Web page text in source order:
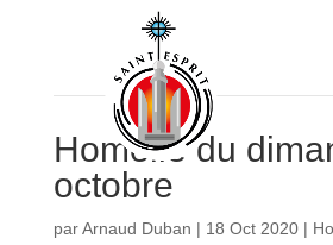
Homélie du
octobre
parArnaud Duban | 18 Oct 2020|